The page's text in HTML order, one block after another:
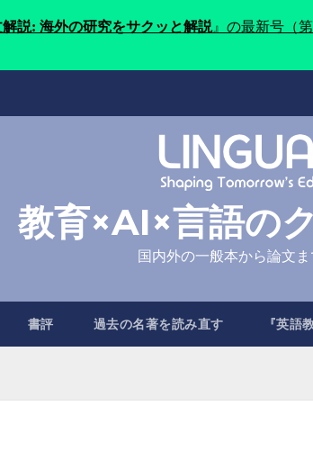
教育×AI×言語の
国内外の一般本から論文
書評 過去の名著を読み直す 『英語
説: 海外の研究をサクッと解説』の最新号（第